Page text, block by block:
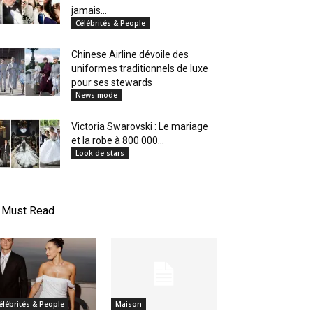
jamais...
Célébrités & People
Chinese Airline dévoile des
uniformes traditionnels de luxe
pour ses stewards
News mode
Victoria Swarovski : Le mariage
et la robe à 800 000...
Look de stars
Must Read
& People Maison